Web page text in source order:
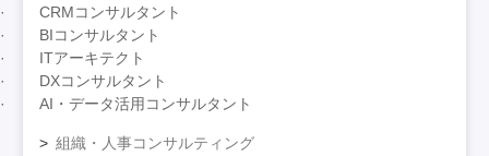
CRMコンサルタント
BIコンサルタント
ITアーキテクト
DXコンサルタント
AI・データ活用コンサルタント
組織・人事コンサルティング